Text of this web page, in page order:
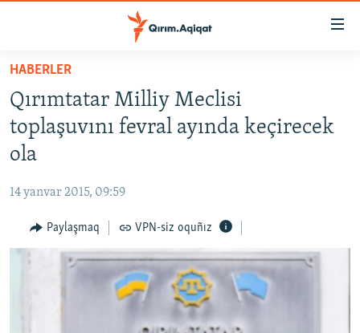
Esas
qaytmaq
Baş
navigatsiyağa
qaytmaq
Qıdıruvğa
qaytmaq
SİYASET
İQTİSADİYAT
MEDENİYET
İNSAN AQLARI
VİDEO
HABERLER
Qırımtatar Milliy Meclisi
toplaşuvını fevral ayında keçirecek
ola
14 yanvar 2015, 09:59
Paylaşmaq VPN-siz oquñız